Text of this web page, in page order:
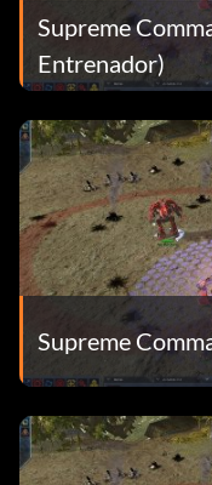
Supreme
Entrenador)
Supreme